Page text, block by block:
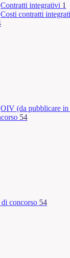
Contratti integrativi 1
Costi contratti
OIV (da pubblicare in
54
concorso 54